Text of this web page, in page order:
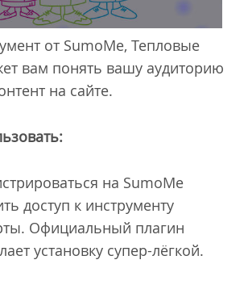
от SumoMe, Тепловые
вам понять вашу аудиторию
на сайте.
на SumoMe
доступ к инструменту
Официальный плагин
установку супер-лёгкой.